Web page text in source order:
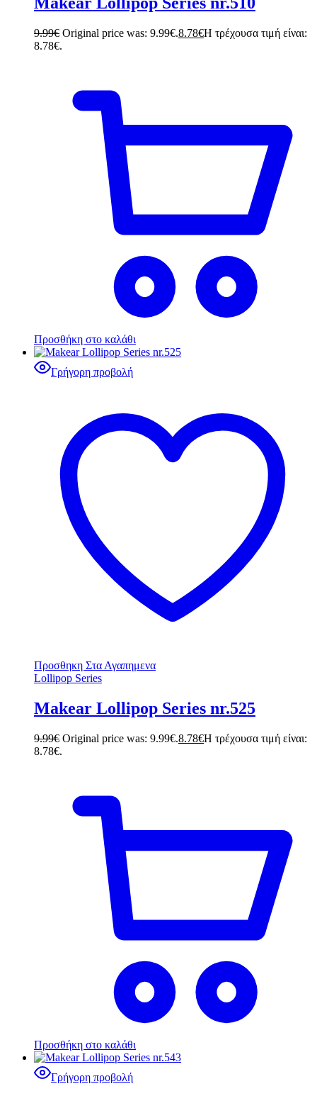
9.99€ Original price was: 9.99€.8.78€Η τρέχουσα τιμή είναι:
8.78€.
Προσθήκη στο καλάθι
Γρήγορη προβολή
Προσθηκη Στα Αγαπημενα
Lollipop Series
Makear Lollipop Series nr.525
9.99€ Original price was: 9.99€.8.78€Η τρέχουσα τιμή είναι:
8.78€.
Προσθήκη στο καλάθι
Γρήγορη προβολή